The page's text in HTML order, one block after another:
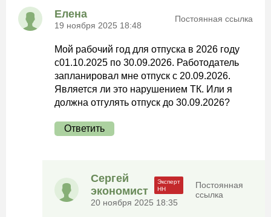
Елена
19 ноября 2025 18:48
Постоянная ссылка
Мой рабочий год для отпуска в 2026 году
с01.10.2025 по 30.09.2026. Работодатель
запланировал мне отпуск с 20.09.2026.
Является ли это нарушением ТК. Или я
должна отгулять отпуск до 30.09.2026?
Ответить
Сергей
экономист
20 ноября 2025 18:35
Постоянная
ссылка